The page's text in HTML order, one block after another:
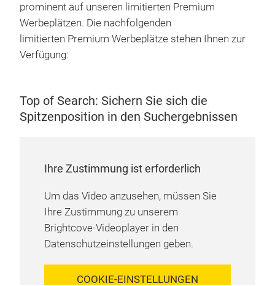
prominent auf unseren limitierten Premium
Werbeplätzen. Die nachfolgenden
limitierten Premium Werbeplätze stehen Ihnen zur
Verfügung:
Top of Search: Sichern Sie sich die
Spitzenposition in den Suchergebnissen
Ihre Zustimmung ist erforderlich
Um das Video anzusehen, müssen Sie
Ihre Zustimmung zu unserem
Brightcove-Videoplayer in den
Datenschutzeinstellungen geben.
COOKIE-EINSTELLUNGEN